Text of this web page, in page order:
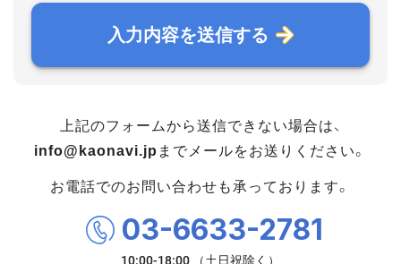
入力内容を送信する
上記のフォームから送信できない場合は、
info@kaonavi.jp までメールをお送りください。
お電話でのお問い合わせも承っております。
03-6633-2781